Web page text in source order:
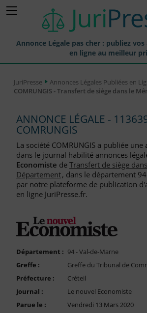
Annonce Légale pas cher : publiez vos
en ligne au meilleur
Annonces Légales Publiées
Journaux Habilités (JAL) Annonces Légales
Départements pour la Publication
Liste des Greffes
Liste des CCI
FAQ
Compte PRO
JuriPresse
Annonces Légales Publiées en
COMRUNGIS - Transfert de siège dans le
ANNONCE LÉGALE -
COMRUNGIS
La société COMRUNGIS a publiée une
dans le journal habilité annonces
Economiste deTransfert de siège
Département, dans le département
par notre plateforme de publication
en ligne JuriPresse.fr.
Département : 94 - Val-de-Marne
Greffe :
Greffe du Tribunal de
Préfecture :
Créteil
Journal :
Le nouvel Economiste
Parue le :
Vendredi 13 Mars 2020